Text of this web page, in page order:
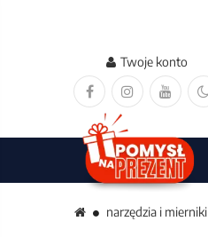
Twoje konto
narzędzia i mierniki